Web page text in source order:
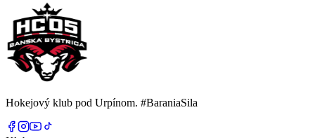
Hokejový klub pod Urpínom. #BaraniaSila